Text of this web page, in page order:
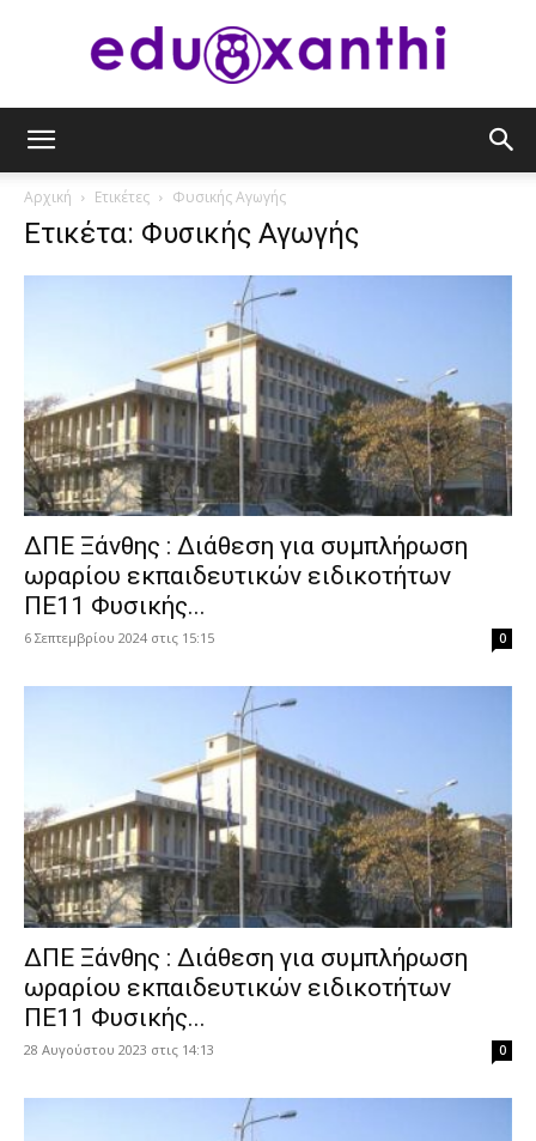
Αρχική Ετικέτες Φυσικής Αγωγής
Ετικέτα: Φυσικής Αγωγής
ΔΠΕ Ξάνθης : Διάθεση για συμπλήρωση
ωραρίου εκπαιδευτικών ειδικοτήτων
ΠΕ11 Φυσικής...
6 Σεπτεμβρίου 2024 στις 15:15 0
ΔΠΕ Ξάνθης : Διάθεση για συμπλήρωση
ωραρίου εκπαιδευτικών ειδικοτήτων
ΠΕ11 Φυσικής...
28 Αυγούστου 2023 στις 14:13 0